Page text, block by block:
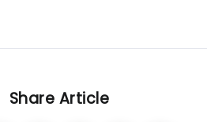
Share Article